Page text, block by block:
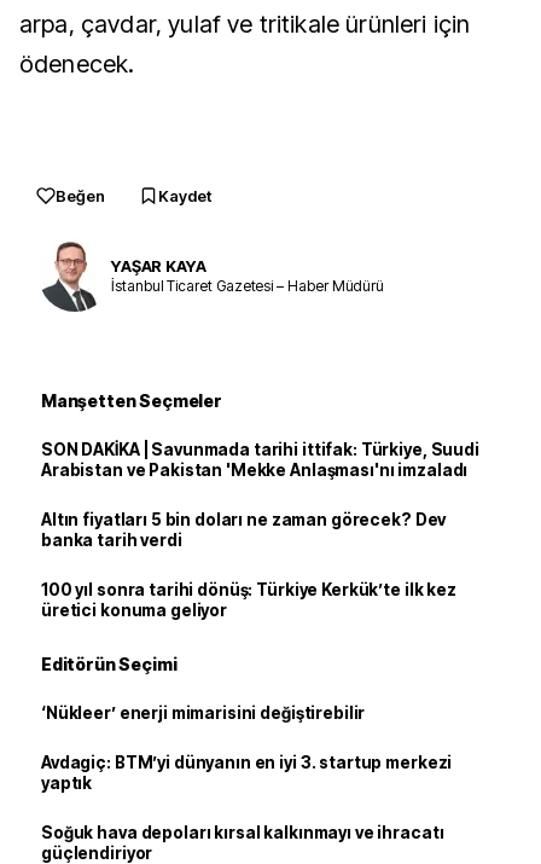
arpa, çavdar, yulaf ve tritikale ürünleri için
ödenecek.
Beğen Kaydet
YAŞAR KAYA
İstanbul Ticaret Gazetesi – Haber Müdürü
Manşetten Seçmeler
SON DAKİKA | Savunmada tarihi ittifak: Türkiye, Suudi
Arabistan ve Pakistan 'Mekke Anlaşması'nı imzaladı
Altın fiyatları 5 bin doları ne zaman görecek? Dev
banka tarih verdi
100 yıl sonra tarihi dönüş: Türkiye Kerkük’te ilk kez
üretici konuma geliyor
Editörün Seçimi
‘Nükleer’ enerji mimarisini değiştirebilir
Avdagiç: BTM’yi dünyanın en iyi 3. startup merkezi
yaptık
Soğuk hava depoları kırsal kalkınmayı ve ihracatı
güçlendiriyor